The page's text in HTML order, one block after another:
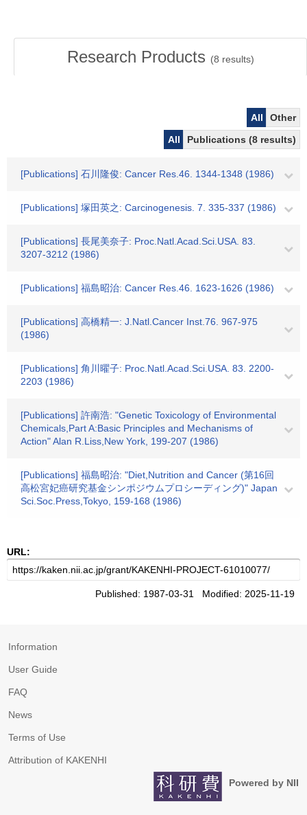
Research Products (8 results)
All
Other
All
Publications (8 results)
[Publications] 石川隆俊: Cancer Res.46. 1344-1348 (1986)
[Publications] 塚田英之: Carcinogenesis. 7. 335-337 (1986)
[Publications] 長尾美奈子: Proc.Natl.Acad.Sci.USA. 83.
3207-3212 (1986)
[Publications] 福島昭治: Cancer Res.46. 1623-1626 (1986)
[Publications] 高橋精一: J.Natl.Cancer Inst.76. 967-975
(1986)
[Publications] 角川曜子: Proc.Natl.Acad.Sci.USA. 83. 2200-
2203 (1986)
[Publications] 許南浩: "Genetic Toxicology of Environmental
Chemicals,Part A:Basic Principles and Mechanisms of
Action" Alan R.Liss,New York, 199-207 (1986)
[Publications] 福島昭治: "Diet,Nutrition and Cancer (第16回
高松宮妃癌研究基金シンポジウムプロシーディング)" Japan
Sci.Soc.Press,Tokyo, 159-168 (1986)
URL:
Published: 1987-03-31 Modified: 2025-11-19
Information
User Guide
FAQ
News
Terms of Use
Attribution of KAKENHI
Powered by NII